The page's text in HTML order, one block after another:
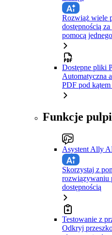
Rozwiąż wiele
dostępnością
pomocą
Dostępne pliki
Automatyczna
PDF pod kątem
Funkcje
Asystent Ally
Skorzystaj z
rozwiązywaniu
dostępnością
Testowanie z
Odkryj